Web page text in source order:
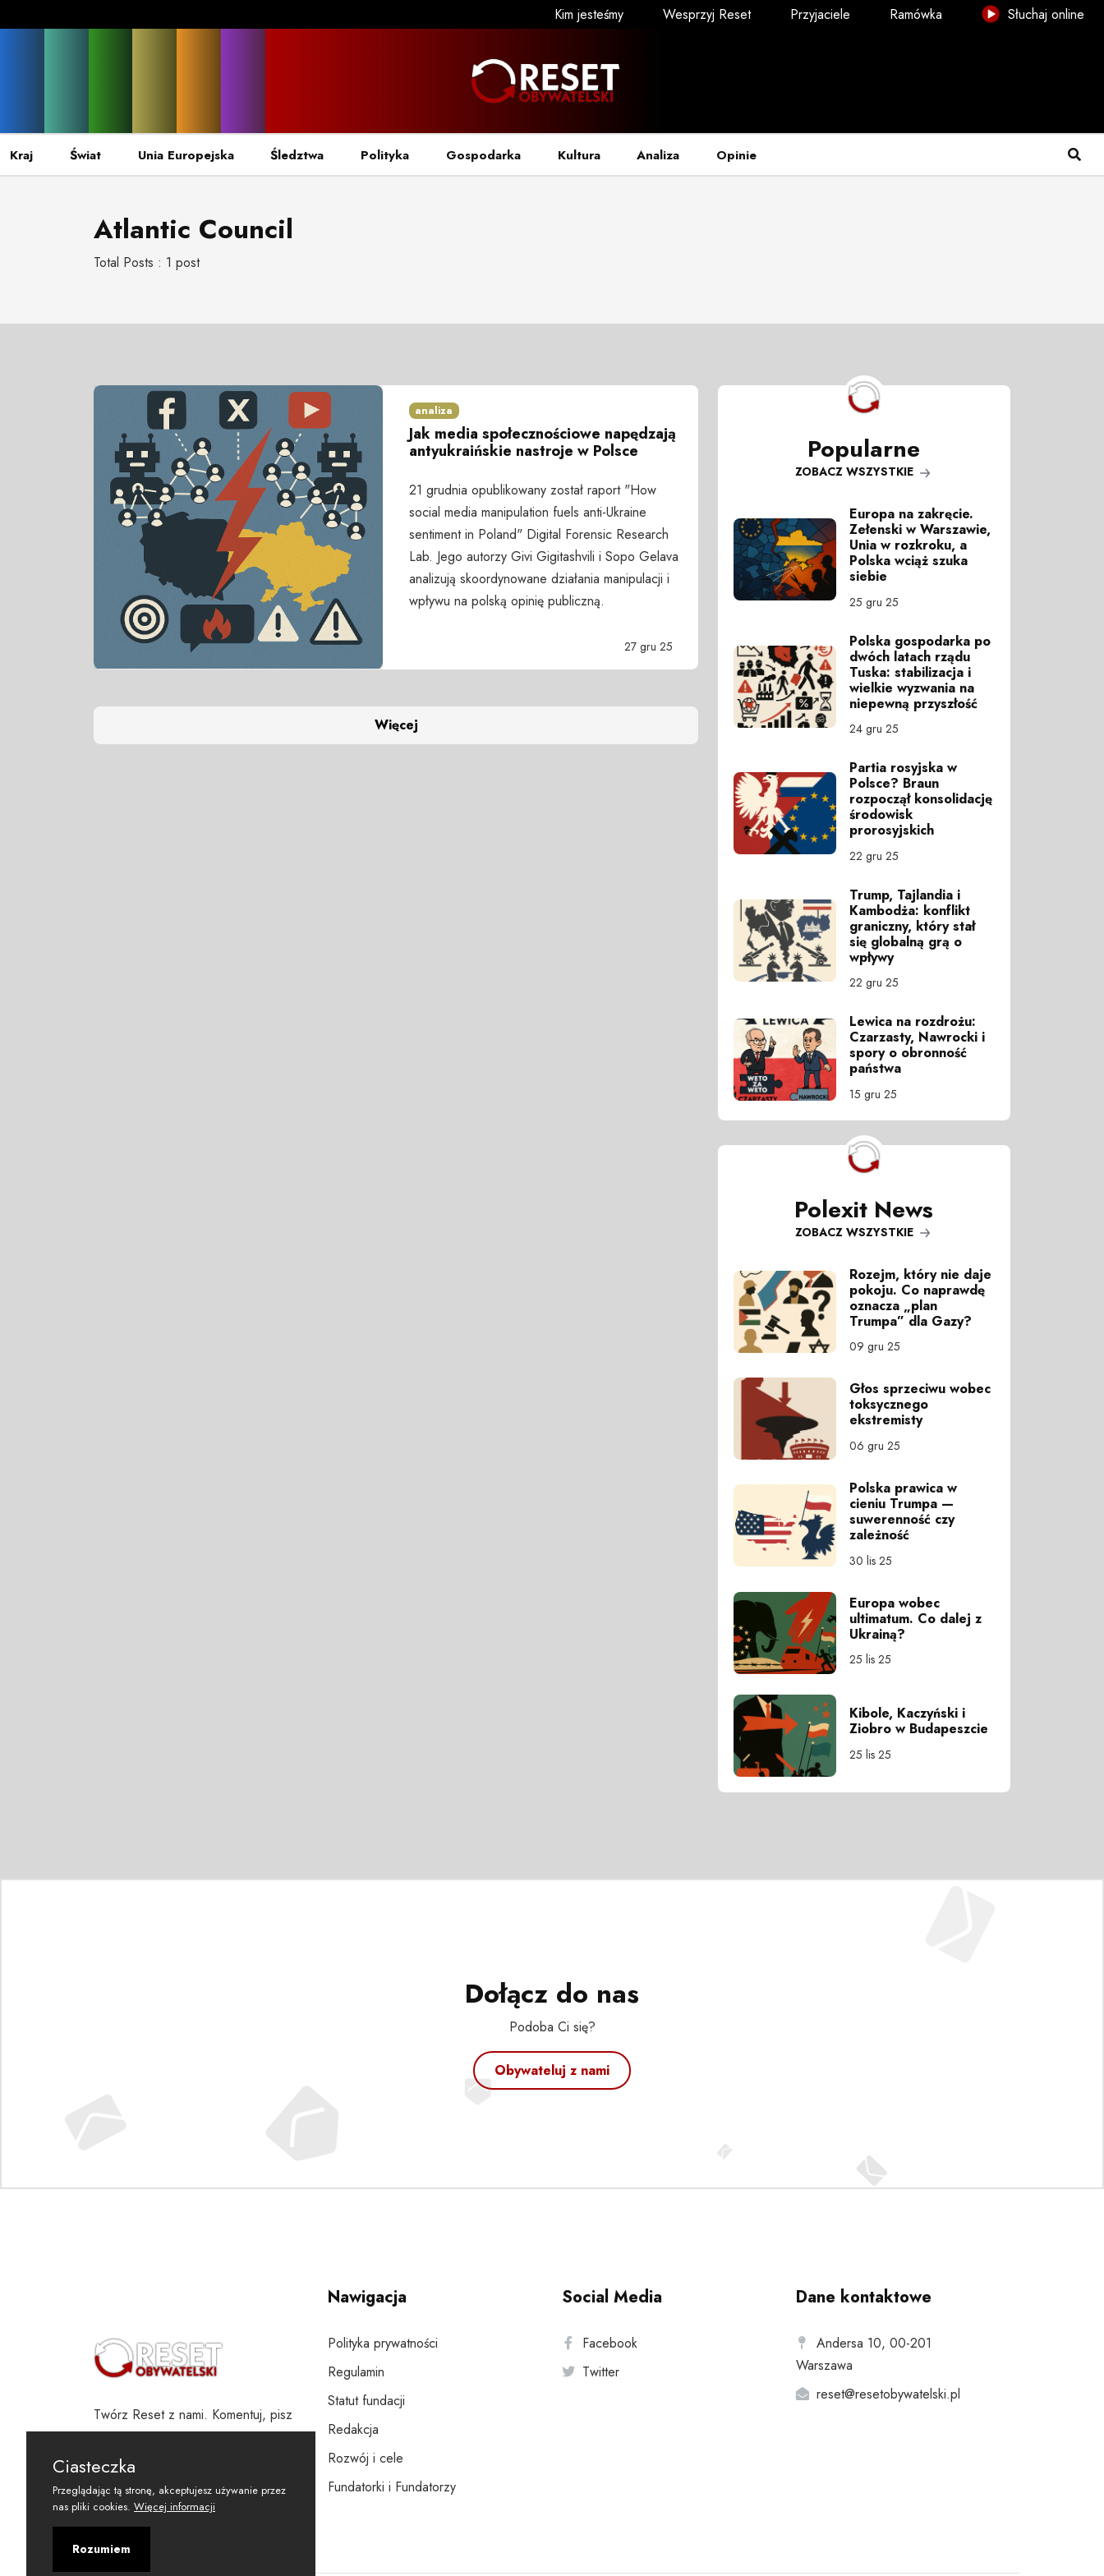
Kim jesteśmy Wesprzyj Reset Przyjaciele Ramówka Słuchaj online
Kraj Świat Unia Europejska Śledztwa Polityka Gospodarka Kultura Analiza Opinie
Atlantic Council
Total Posts : 1 post
analiza
Jak media społecznościowe napędzają
antyukraińskie nastroje w Polsce
21 grudnia opublikowany został raport "How
social media manipulation fuels anti-Ukraine
sentiment in Poland" Digital Forensic Research
Lab. Jego autorzy Givi Gigitashvili i Sopo Gelava
analizują skoordynowane działania manipulacji i
wpływu na polską opinię publiczną.
27 gru 25
Więcej
Popularne
ZOBACZ WSZYSTKIE
Europa na zakręcie.
Zełenski w Warszawie,
Unia w rozkroku, a
Polska wciąż szuka
siebie
25 gru 25
Polska gospodarka po
dwóch latach rządu
Tuska: stabilizacja i
wielkie wyzwania na
niepewną przyszłość
24 gru 25
Partia rosyjska w
Polsce? Braun
rozpoczął konsolidację
środowisk
prorosyjskich
22 gru 25
Trump, Tajlandia i
Kambodża: konflikt
graniczny, który stał
się globalną grą o
wpływy
22 gru 25
Lewica na rozdrożu:
Czarzasty, Nawrocki i
spory o obronność
państwa
15 gru 25
Polexit News
ZOBACZ WSZYSTKIE
Rozejm, który nie daje
pokoju. Co naprawdę
oznacza „plan
Trumpa” dla Gazy?
09 gru 25
Głos sprzeciwu wobec
toksycznego
ekstremisty
06 gru 25
Polska prawica w
cieniu Trumpa —
suwerenność czy
zależność
30 lis 25
Europa wobec
ultimatum. Co dalej z
Ukrainą?
25 lis 25
Kibole, Kaczyński i
Ziobro w Budapeszcie
25 lis 25
Dołącz do nas
Podoba Ci się?
Obywateluj z nami
Twórz Reset z nami. Komentuj, pisz
i wspieraj
Nawigacja
Polityka prywatności
Regulamin
Statut fundacji
Redakcja
Rozwój i cele
Fundatorki i Fundatorzy
Social Media
Facebook
Twitter
Dane kontaktowe
Andersa 10, 00-201
Warszawa
reset@resetobywatelski.pl
Ciasteczka
Przeglądając tą stronę, akceptujesz używanie przez
nas pliki cookies. Więcej informacji
Rozumiem